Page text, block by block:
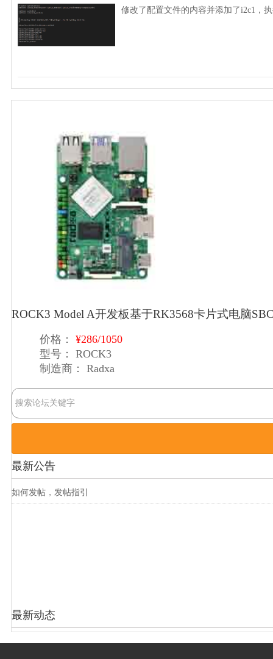
修改了配置文件的内容并添加了i2c1，
ROCK3 Model A开发板基于RK3568卡片式电脑
价格：
¥286/1050
型号：
ROCK3
制造商：
Radxa
最新公告
如何发帖，发帖指引
最新动态